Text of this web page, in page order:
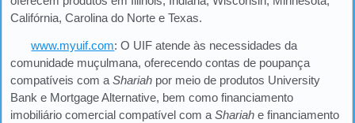
Califórnia, Carolina do Norte e Texas.
www.myuif.com: O UIF atende às necessidades da
comunidade muçulmana, oferecendo contas de poupança
compatíveis com a Shariah por meio de produtos University
Bank e Mortgage Alternative, bem como financiamento
imobiliário comercial compatível com a Shariah e financiamento